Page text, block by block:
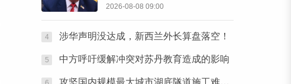
2026-08-08 09:00
4 涉华声明没达成，新西兰外长算盘落空！
5 中方呼吁缓解冲突对苏丹教育造成的影响
攻坚国内规模最大城市湖底隧道施工难题，“南湖号”盾构机下线